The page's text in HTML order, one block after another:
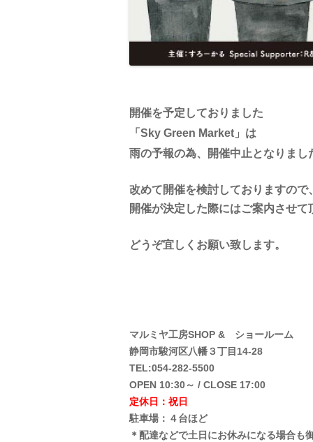
開催を予定しておりました
「Sky Green Market」は
雨の予報の為、開催中止となりまし
改めて開催を検討しておりますので、
開催が決定した際にはご案内させて
どうぞ宜しくお願い致します。
マルミヤ工房SHOP & ショールーム
静岡市駿河区八幡３丁目14-28
TEL:054-282-5500
OPEN 10:30～ / CLOSE 17:00
定休日：祝日
駐車場：４台ほど
＊配達などで土日にお休みになる場合も